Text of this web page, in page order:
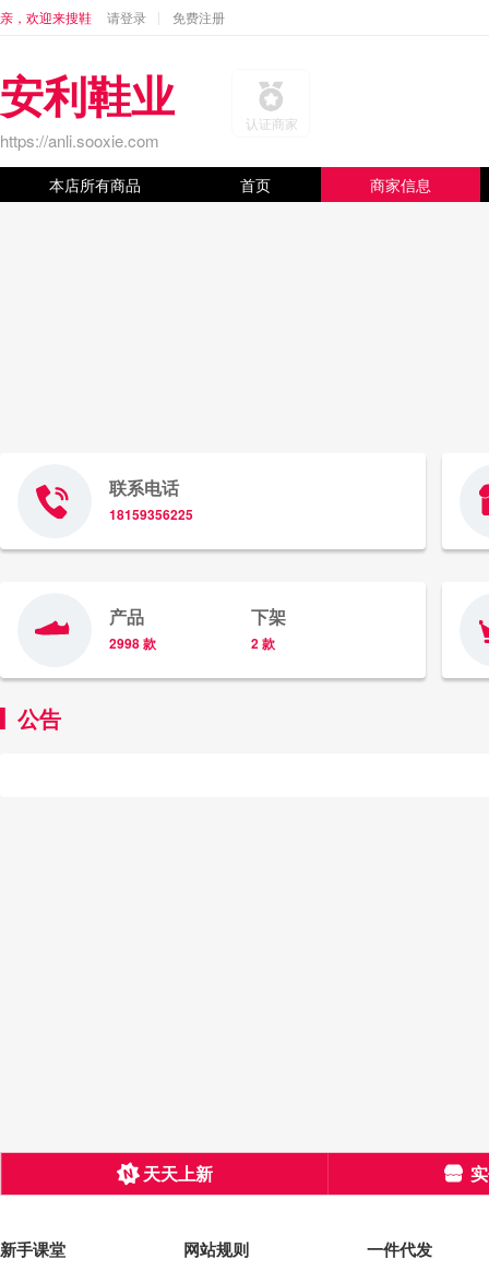
亲，欢迎来搜鞋 请登录 免费注册
安利鞋业
https://anli.sooxie.com
认证商家
本店所有商品 首页 商家信息
联系电话
18159356225
产品
2998 款
下架
2 款
公告
天天上新
新手课堂 网站规则 一件代发